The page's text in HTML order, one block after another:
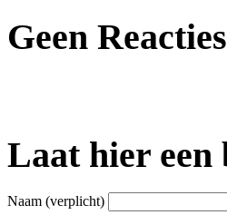
Geen
Laat hier
Naam (verplicht)